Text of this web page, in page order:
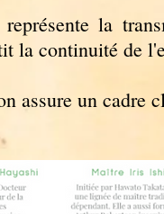
la
la continuité de
assure un cadre